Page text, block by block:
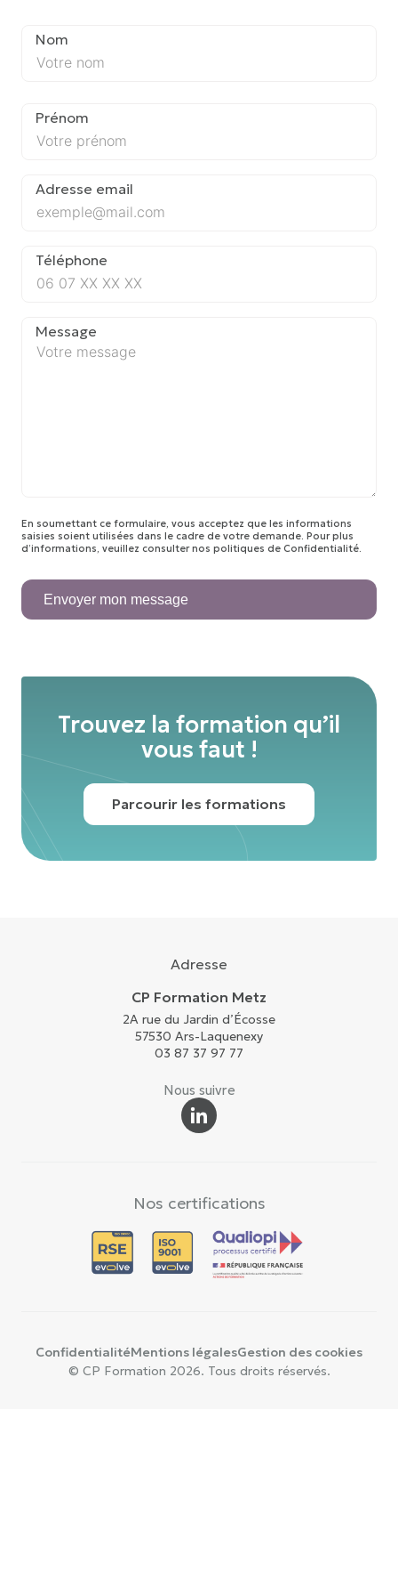
Nom
Prénom
Adresse email
Téléphone
Message
En soumettant ce formulaire, vous acceptez que les informations
saisies soient utilisées dans le cadre de votre demande. Pour plus
d’informations, veuillez consulter nos politiques de Confidentialité.
Envoyer mon message
Trouvez la formation qu’il
vous faut !
Parcourir les formations
Nos certifications
Adresse
CP Formation Metz
2A rue du Jardin d’Écosse
57530 Ars-Laquenexy
03 87 37 97 77
Nous suivre
© CP Formation 2026. Tous droits réservés.
ConfidentialitéMentions légalesGestion des cookies